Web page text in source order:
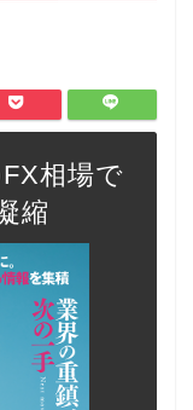
FX相場で
縮